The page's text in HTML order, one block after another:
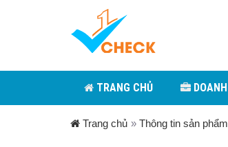
TRANG CHỦ
Trang chủ » Thông tin sản phẩm